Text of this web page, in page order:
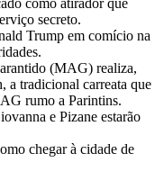
como atirador que
secreto.
Trump em comício na
(MAG) realiza,
a tradicional carreata que
rumo a Parintins.
e Pizane estarão
chegar à cidade de